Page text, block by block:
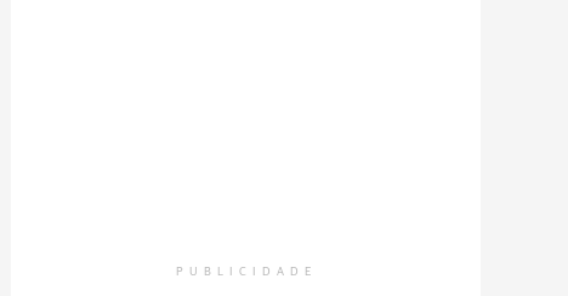
PUBLICIDADE